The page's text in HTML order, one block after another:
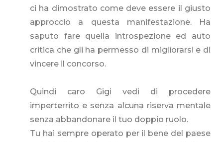
ci ha dimostrato come deve essere il giusto
approccio a questa manifestazione. Ha
saputo fare quella introspezione ed auto
critica che gli ha permesso di migliorarsi e di
vincere il concorso.
Quindi caro Gigi vedi di procedere
imperterrito e senza alcuna riserva mentale
senza abbandonare il tuo doppio ruolo.
Tu hai sempre operato per il bene del paese